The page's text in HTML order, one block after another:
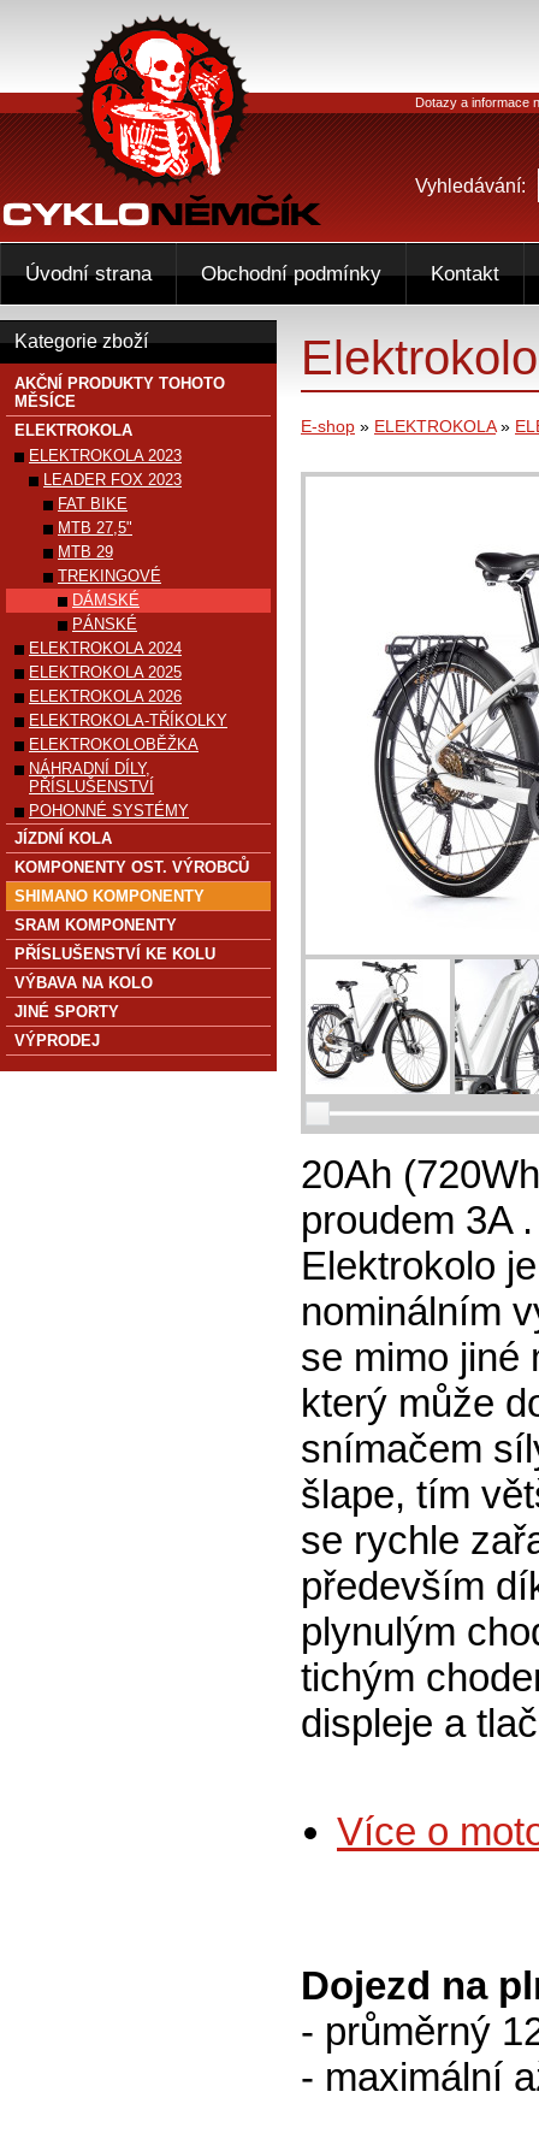
E-shop » ELEKTROKOLA»
20Ah
proudem 3A
Elektrokolo
nominálním
se mimo jiné
který může
snímačem
šlape, tím
se rychle
především
plynulým
tichým
displeje a
Více o
Dojezd na
- průměrný
- maximální
Kategorie zboží
AKČNÍ PRODUKTY TOHOTO
MĚSÍCE
ELEKTROKOLA
ELEKTROKOLA 2023
LEADER FOX 2023
FAT BIKE
MTB 27,5"
MTB 29
TREKINGOVÉ
DÁMSKÉ
PÁNSKÉ
ELEKTROKOLA 2024
ELEKTROKOLA 2025
ELEKTROKOLA 2026
ELEKTROKOLA-TŘÍKOLKY
ELEKTROKOLOBĚŽKA
NÁHRADNÍ DÍLY,
PŘÍSLUŠENSTVÍ
POHONNÉ SYSTÉMY
JÍZDNÍ KOLA
KOMPONENTY OST. VÝROBCŮ
SHIMANO KOMPONENTY
SRAM KOMPONENTY
PŘÍSLUŠENSTVÍ KE KOLU
VÝBAVA NA KOLO
JINÉ SPORTY
VÝPRODEJ
Dotazy a informace
Vyhledávání:
Úvodní strana Obchodní podmínky Kontakt